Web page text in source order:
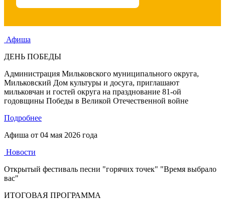
Афиша
ДЕНЬ ПОБЕДЫ
Администрация Мильковского муниципального округа,
Мильковский Дом культуры и досуга, приглашают
мильковчан и гостей округа на празднование 81-ой
годовщины Победы в Великой Отечественной войне
Подробнее
Афиша от 04 мая 2026 года
Новости
Открытый фестиваль песни "горячих точек" "Время выбрало
вас"
ИТОГОВАЯ ПРОГРАММА